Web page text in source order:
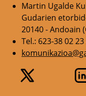
Martin Ugalde
Gudarien
20140 - Andoain
Tel.: 623-38 02